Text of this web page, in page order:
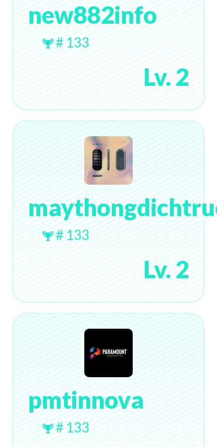
new882info
# 133
Lv. 2
# 133
Lv. 2
pmtinnova
# 133